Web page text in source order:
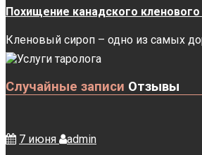
Похищение
кленового
Похищение канадского кленового
Кленовый сироп – одно из самых
Случайные записи Отзывы
7 июня admin